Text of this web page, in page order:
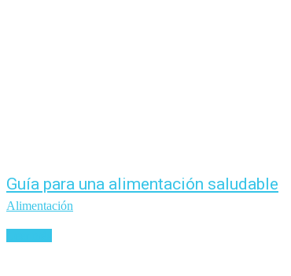
Guía para una alimentación saludable
Alimentación